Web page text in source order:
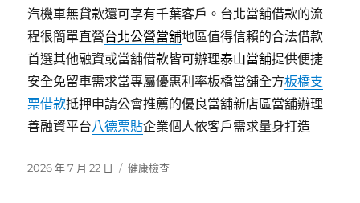
汽機車無貸款還可享有千葉客戶。台北當舖借款的流
程很簡單直營台北公營當舖地區值得信賴的合法借款
首選其他融資或當舖借款皆可辦理泰山當舖提供便捷
安全免留車需求當專屬優惠利率板橋當舖全方板橋支
票借款抵押申請公會推薦的優良當舖新店區當舖辦理
善融資平台八德票貼企業個人依客戶需求量身打造
發
2026 年 7 月 22 日
分
健康檢查